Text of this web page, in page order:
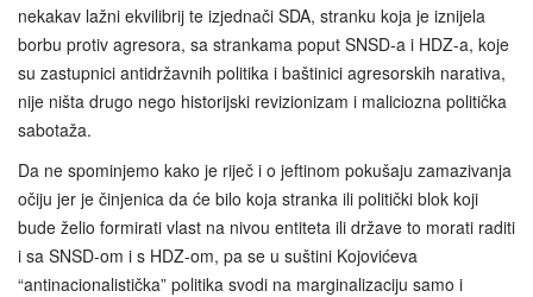
nekakav lažni ekvilibrij te izjednači SDA, stranku koja je iznijela
borbu protiv agresora, sa strankama poput SNSD-a i HDZ-a, koje
su zastupnici antidržavnih politika i baštinici agresorskih narativa,
nije ništa drugo nego historijski revizionizam i maliciozna politička
sabotaža.
Da ne spominjemo kako je riječ i o jeftinom pokušaju zamazivanja
očiju jer je činjenica da će bilo koja stranka ili politički blok koji
bude želio formirati vlast na nivou entiteta ili države to morati raditi
i sa SNSD-om i s HDZ-om, pa se u suštini Kojovićeva
“antinacionalistička” politika svodi na marginalizaciju samo i